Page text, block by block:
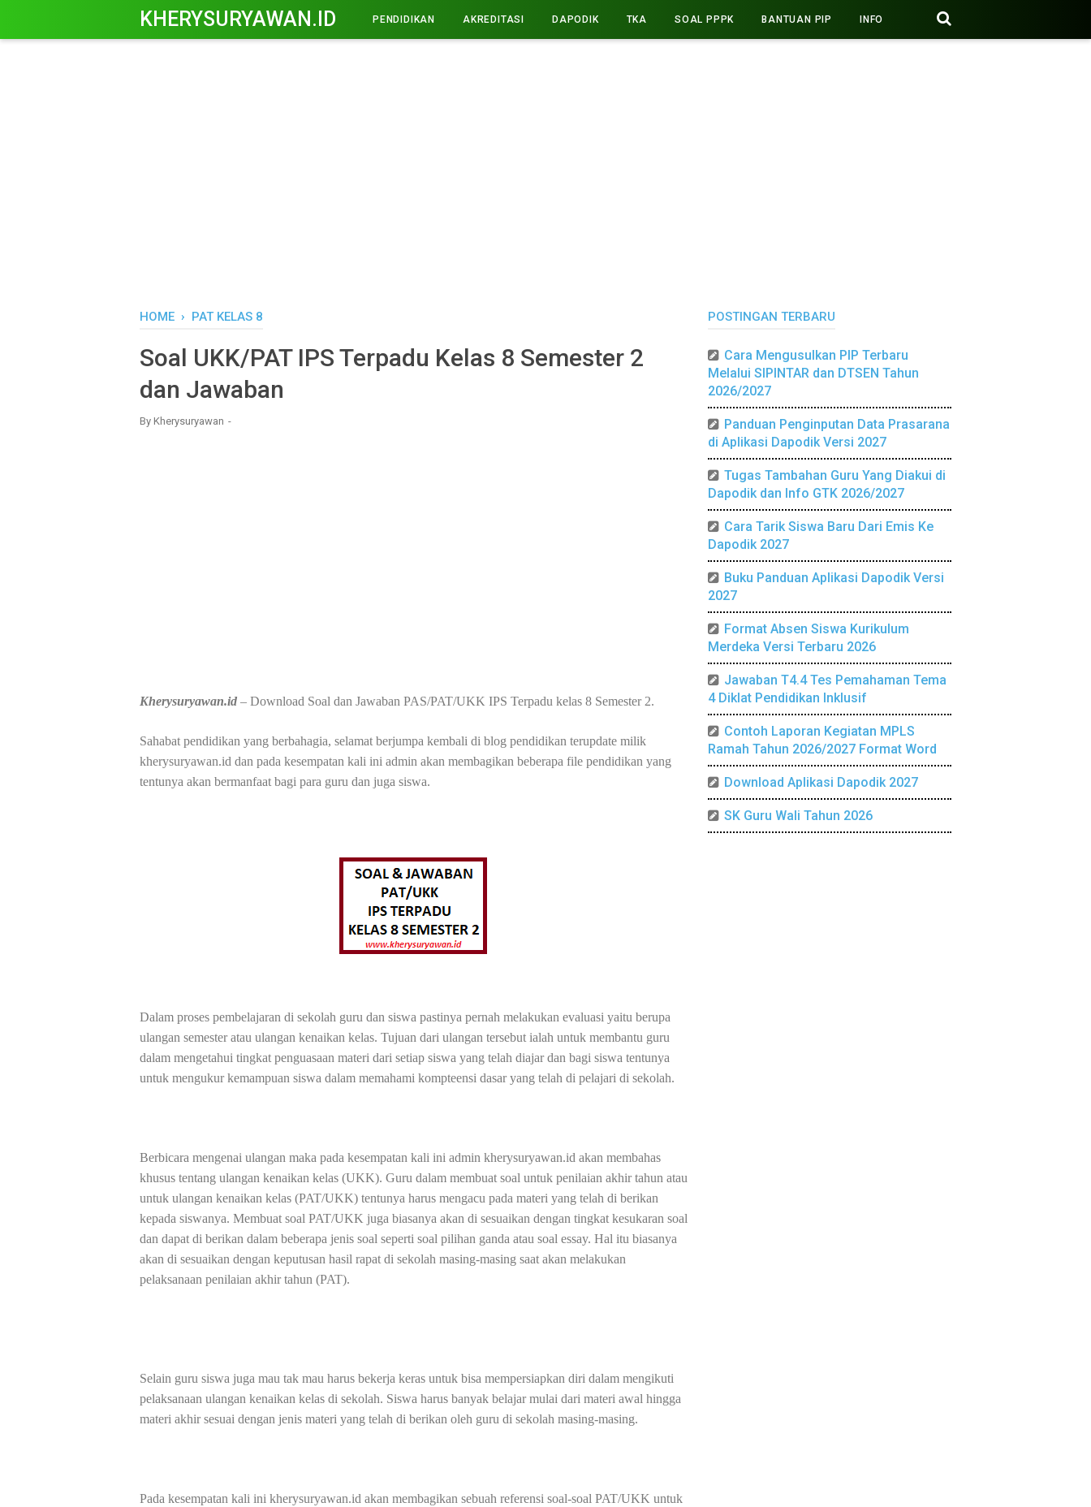
KHERYSURYAWAN.ID PENDIDIKAN AKREDITASI DAPODIK TKA SOAL PPPK BANTUAN PIP INFO
HOME › PAT KELAS 8
Soal UKK/PAT IPS Terpadu Kelas 8 Semester 2
dan Jawaban
By Kherysuryawan
Kherysuryawan.id – Download Soal dan Jawaban PAS/PAT/UKK IPS Terpadu kelas 8 Semester 2.
Sahabat pendidikan yang berbahagia, selamat berjumpa kembali di blog pendidikan terupdate milik
kherysuryawan.id dan pada kesempatan kali ini admin akan membagikan beberapa file pendidikan yang
tentunya akan bermanfaat bagi para guru dan juga siswa.
Dalam proses pembelajaran di sekolah guru dan siswa pastinya pernah melakukan evaluasi yaitu berupa
ulangan semester atau ulangan kenaikan kelas. Tujuan dari ulangan tersebut ialah untuk membantu guru
dalam mengetahui tingkat penguasaan materi dari setiap siswa yang telah diajar dan bagi siswa tentunya
untuk mengukur kemampuan siswa dalam memahami kompteensi dasar yang telah di pelajari di sekolah.
Berbicara mengenai ulangan maka pada kesempatan kali ini admin kherysuryawan.id akan membahas
khusus tentang ulangan kenaikan kelas (UKK). Guru dalam membuat soal untuk penilaian akhir tahun atau
untuk ulangan kenaikan kelas (PAT/UKK) tentunya harus mengacu pada materi yang telah di berikan
kepada siswanya. Membuat soal PAT/UKK juga biasanya akan di sesuaikan dengan tingkat kesukaran soal
dan dapat di berikan dalam beberapa jenis soal seperti soal pilihan ganda atau soal essay. Hal itu biasanya
akan di sesuaikan dengan keputusan hasil rapat di sekolah masing-masing saat akan melakukan
pelaksanaan penilaian akhir tahun (PAT).
Selain guru siswa juga mau tak mau harus bekerja keras untuk bisa mempersiapkan diri dalam mengikuti
pelaksanaan ulangan kenaikan kelas di sekolah. Siswa harus banyak belajar mulai dari materi awal hingga
materi akhir sesuai dengan jenis materi yang telah di berikan oleh guru di sekolah masing-masing.
Pada kesempatan kali ini kherysuryawan.id akan membagikan sebuah referensi soal-soal PAT/UKK untuk
POSTINGAN TERBARU
Cara Mengusulkan PIP Terbaru
Melalui SIPINTAR dan DTSEN Tahun
2026/2027
Panduan Penginputan Data Prasarana
di Aplikasi Dapodik Versi 2027
Tugas Tambahan Guru Yang Diakui di
Dapodik dan Info GTK 2026/2027
Cara Tarik Siswa Baru Dari Emis Ke
Dapodik 2027
Buku Panduan Aplikasi Dapodik Versi
2027
Format Absen Siswa Kurikulum
Merdeka Versi Terbaru 2026
Jawaban T4.4 Tes Pemahaman Tema
4 Diklat Pendidikan Inklusif
Contoh Laporan Kegiatan MPLS
Ramah Tahun 2026/2027 Format Word
Download Aplikasi Dapodik 2027
SK Guru Wali Tahun 2026